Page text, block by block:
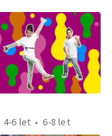
4-6 let 6-8 let